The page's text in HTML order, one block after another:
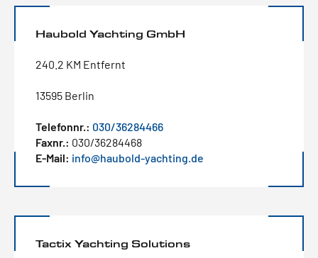
Haubold Yachting GmbH
240.2 KM Entfernt
13595 Berlin
Telefonnr.: 030/36284466
Faxnr.: 030/36284468
E-Mail: info@haubold-yachting.de
Tactix Yachting Solutions